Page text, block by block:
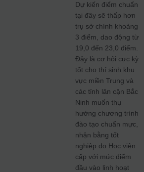
Dự kiến điểm chuẩn
tại đây sẽ thấp hơn
trụ sở chính khoảng
3 điểm, dao động từ
19,0 đến 23,0 điểm.
Đây là cơ hội cực kỳ
tốt cho thí sinh khu
vực miền Trung và
các tỉnh lân cận Bắc
Ninh muốn thụ
hưởng chương trình
đào tạo chuẩn mực,
nhận bằng tốt
nghiệp do Học viện
cấp với mức điểm
đầu vào linh hoạt